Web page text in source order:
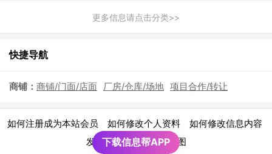
更多信息请点击分类>>
快捷导航
商铺： 商铺/门面/店面 厂房/仓库/场地 项目合作/转让
如何注册成为本站会员 如何修改个人资料 如何修改信息内容
发布广告须知 | 网站地图
下载信息帮APP